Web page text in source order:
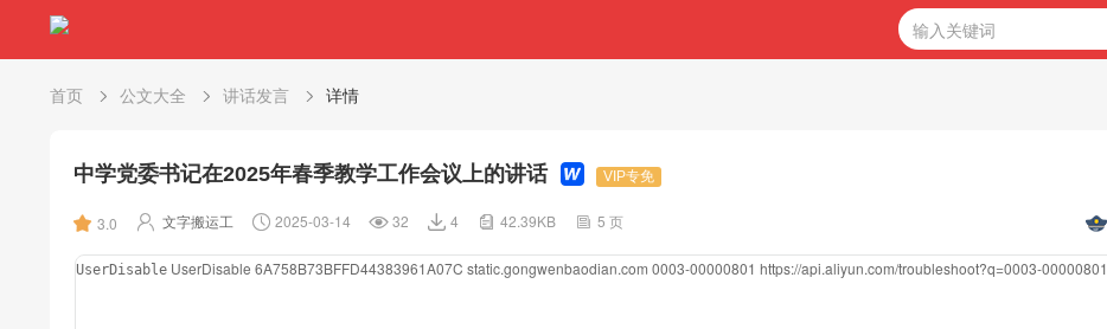
首页 公文大全 讲话发言 详情
中学党委书记在2025年春季教学工作会议上的讲话 VIP专免
3.0 文字搬运工 2025-03-14 32 4 42.39KB 5 页
UserDisable UserDisable 6A758B73BFFD44383961A07C static.gongwenbaodian.com 0003-00000801 https://api.aliyun.com/troubleshoot?q=0003-00000801